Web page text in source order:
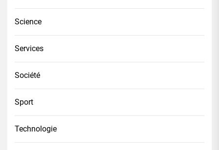
Science
Services
Société
Sport
Technologie